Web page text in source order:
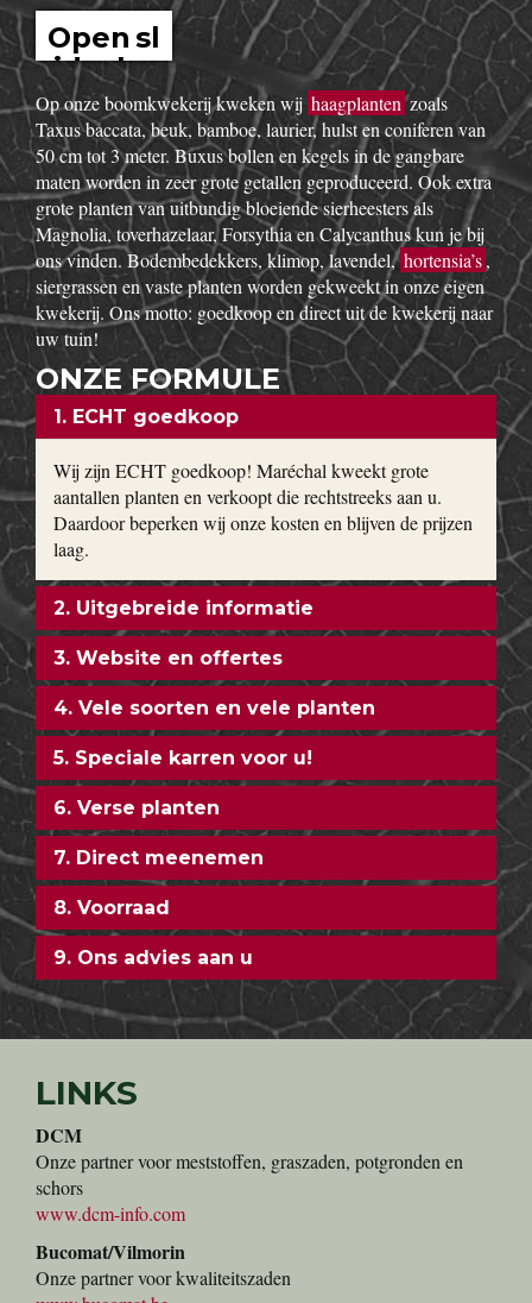
Open sl
idesho
w
Op onze boomkwekerij kweken wij haagplantenzoals
Taxus baccata, beuk, bamboe, laurier, hulst en coniferen van
50 cm tot 3 meter. Buxus bollen en kegels in de gangbare
maten worden in zeer grote getallen geproduceerd. Ook extra
grote planten van uitbundig bloeiende sierheesters als
Magnolia, toverhazelaar, Forsythia en Calycanthus kun je bij
ons vinden. Bodembedekkers, klimop, lavendel,hortensia’s,
siergrassen en vaste planten worden gekweekt in onze eigen
kwekerij. Ons motto: goedkoop en direct uit de kwekerij naar
uw tuin!
ONZE FORMULE
1. ECHT goedkoop
Wij zijn ECHT goedkoop! Maréchal kweekt grote
aantallen planten en verkoopt die rechtstreeks aan u.
Daardoor beperken wij onze kosten en blijven de prijzen
laag.
2. Uitgebreide informatie
3. Website en offertes
4. Vele soorten en vele planten
5. Speciale karren voor u!
6. Verse planten
7. Direct meenemen
8. Voorraad
9. Ons advies aan u
LINKS
DCM
Onze partner voor meststoffen, graszaden, potgronden en
schors
www.dcm-info.com
Bucomat/Vilmorin
Onze partner voor kwaliteitszaden